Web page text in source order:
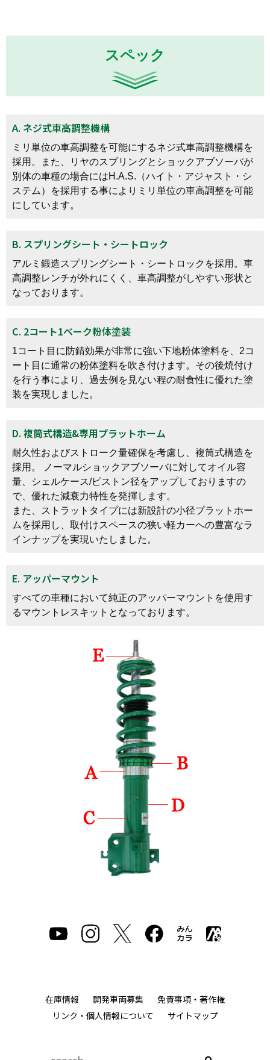
スペック
A. ネジ式車高調整機構
ミリ単位の車高調整を可能にするネジ式車高調整機構を
採用。また、リヤのスプリングとショックアブソーバが
別体の車種の場合にはH.A.S.（ハイト・アジャスト・シ
ステム）を採用する事によりミリ単位の車高調整を可能
にしています。
B. スプリングシート・シートロック
アルミ鍛造スプリングシート・シートロックを採用。車
高調整レンチが外れにくく、車高調整がしやすい形状と
なっております。
C. 2コート1ベーク粉体塗装
1コート目に防錆効果が非常に強い下地粉体塗料を、2コ
ート目に通常の粉体塗料を吹き付けます。その後焼付け
を行う事により、過去例を見ない程の耐食性に優れた塗
装を実現しました。
D. 複筒式構造&専用プラットホーム
耐久性およびストローク量確保を考慮し、複筒式構造を
採用。 ノーマルショックアブソーバに対してオイル容
量、シェルケース/ピストン径をアップしておりますの
で、優れた減衰力特性を発揮します。
また、ストラットタイプには新設計の小径プラットホー
ムを採用し、取付けスペースの狭い軽カーへの豊富なラ
インナップを実現いたしました。
E. アッパーマウント
すべての車種において純正のアッパーマウントを使用す
るマウントレスキットとなっております。
在庫情報 開発車両募集
免責事項・著作権
リンク・個人情報について
サイトマップ